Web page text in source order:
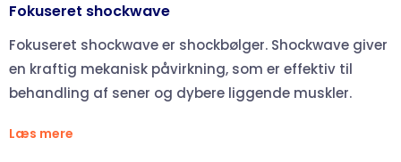
Fokuseret shockwave
Fokuseret shockwave er shockbølger. Shockwave giver
en kraftig mekanisk påvirkning, som er effektiv til
behandling af sener og dybere liggende muskler.
Læs mere